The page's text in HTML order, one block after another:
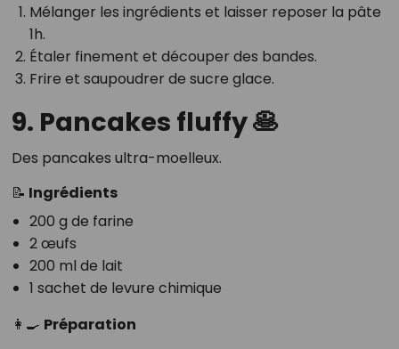
Mélanger les ingrédients et laisser reposer la pâte
1h.
Étaler finement et découper des bandes.
Frire et saupoudrer de sucre glace.
9. Pancakes fluffy 🥞
Des pancakes ultra-moelleux.
📝 Ingrédients
200 g de farine
2 œufs
200 ml de lait
1 sachet de levure chimique
👩‍🍳 Préparation